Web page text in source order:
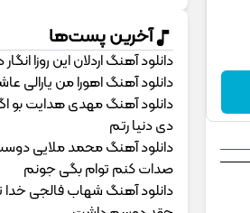
آخرین پست‌ها
دانلود آهنگ اردلان این روزا
دانلود آهنگ اهورا من یارالی
دانلود آهنگ مهدی هدایت بو
دی دنیا رتم
دانلود آهنگ محمد ملایی
ﺻﺪات ﻛﻨﻢ ﺗﻮام ﺑﮕﻰ ﺟﻮﻧﻢ
دانلود آهنگ شهاب فالجی خدا